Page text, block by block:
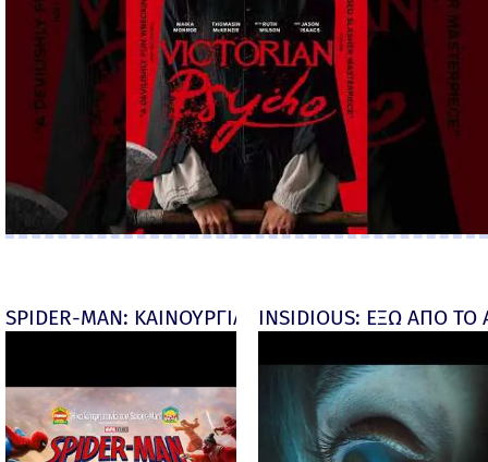
SPIDER-MAN: ΚΑΙΝΟΥΡΓΙΑ ΜΕΡΑ (Spider-Man:
INSIDIOUS: ΕΞΩ ΑΠΟ